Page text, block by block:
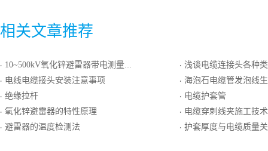
相关文章推荐
· 10~500kV氧化锌避雷器带电测量操作规范
· 电线电缆接头安装注意事项
· 绝缘拉杆
· 氧化锌避雷器的特性原理
· 避雷器的温度检测法
· 浅谈电缆连接头各种
· 海泡石电缆管发泡线生
· 电缆护套管
· 电缆穿刺线夹施工技术
· 护套厚度与电缆质量